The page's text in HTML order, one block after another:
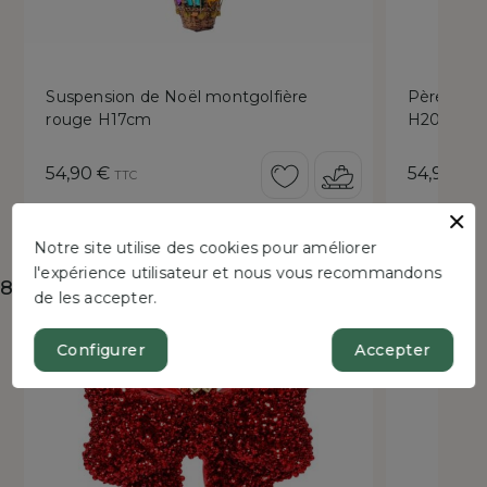
Suspension de Noël montgolfière
rouge H17cm
Prix
54,90 € TTC
Père
H20cm
Prix
54,90 €
8 autres produits dans la même catégorie :
Bientôt disponible ! Rupture de
Notre site utilise des cookies pour améliorer
l'expérience utilisateur et nous vous recommandons
de les accepter.
Configurer Accepter